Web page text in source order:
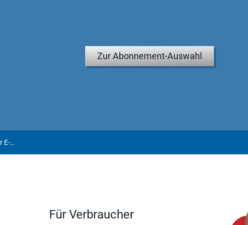
Zur Abonnement-Auswahl
Keine Terminsgebühr für Telefonate mit dem Gericht oder für E-Mail-Verkehr zwischen den Beteiligten
Für Verbraucher